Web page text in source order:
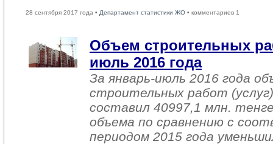
28 сентября 2017 года • Департамент статистики ЖО • комментариев 1
Объем строительных
июль 2016 года
За январь-июль 2016 года
строительных работ
составил 40997,1 млн.
объема по сравнению с
периодом 2015 года